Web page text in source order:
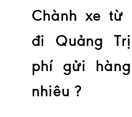
Chành xe từ
đi Quảng
phí gửi
nhiêu ?